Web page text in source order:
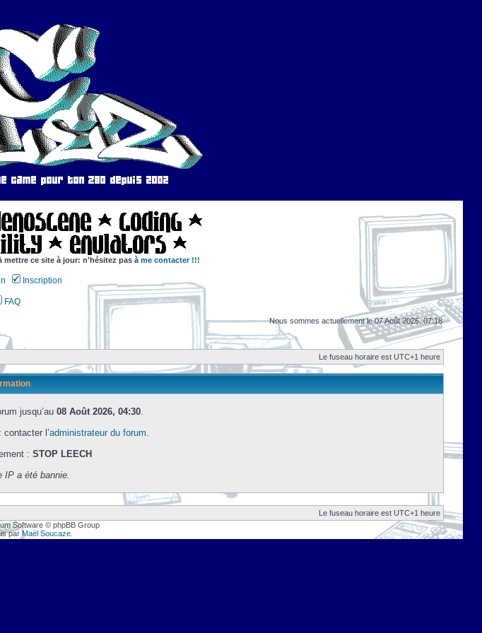
mettre ce site à jour: n'hésitez pas à me contacter !!!
Inscription
FAQ
Nous sommes actuellement le 07 Août 2026, 07:18
Le fuseau horaire est UTC+1 heure
jusqu’au 08 Août 2026, 04:30.
contacter l’administrateur du forum.
: STOP LEECH
IP a été bannie.
Le fuseau horaire est UTC+1 heure
Software © phpBB Group
parMaël Soucaze.